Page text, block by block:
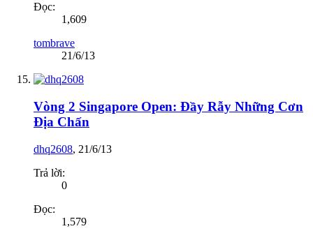
Đọc:
1,609
tombrave
21/6/13
Vòng 2 Singapore Open: Đầy Rẫy Những Cơn
Địa Chấn
dhq2608, 21/6/13
Trả lời:
0
Đọc:
1,579